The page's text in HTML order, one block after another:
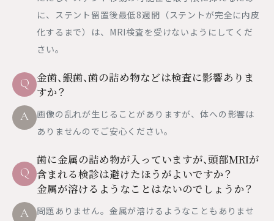
に、ステント留置後最低8週間（ステントが完全に内皮
化するまで）は、MRI検査を受けないようにしてくだ
さい。
Q 金歯、銀歯、歯の詰め物などは検査に影響ありま
すか？
A
画像の乱れが生じることがありますが、体への影響は
ありませんのでご安心ください。
Q
歯に金属の詰め物が入っていますが、頭部MRIが
含まれる検診は避けたほうがよいですか？
金属が溶けるようなことはないのでしょうか？
A
問題ありません。金属が溶けるようなこともありませ